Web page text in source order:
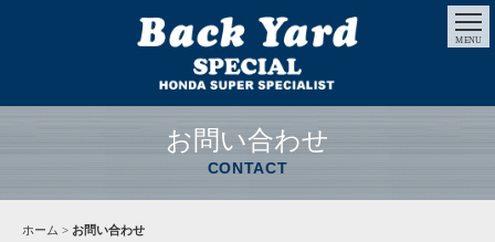
MENU
お問い合わせ
CONTACT
ホーム > お問い合わせ